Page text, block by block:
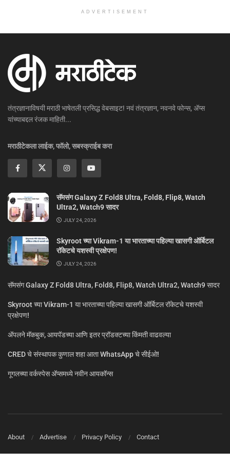
ADVERTISEMENT
तंत्रज्ञानाविषयी मराठी भाषेतली प्रसिद्ध वेबसाइट! नवं तंत्रज्ञान, नवनवे फोन्स, ॲप्स
यांच्याबद्दल रंजक माहिती...
मराठीटेकला लाईक, फॉलो, सबस्क्राईब करा
सॅमसंग Galaxy Z Fold8 Ultra, Fold8, Flip8, Watch
Ultra2, Watch9 सादर
JULY 24, 2026
Skyroot च्या Vikram-1 या भारताच्या पहिल्या खासगी ऑर्बिटल
रॉकेटचे यशस्वी प्रक्षेपण!
JULY 24, 2026
सॅमसंग Galaxy Z Fold8 Ultra, Fold8, Flip8, Watch Ultra2, Watch9 सादर
Skyroot च्या Vikram-1 या भारताच्या पहिल्या खासगी ऑर्बिटल रॉकेटचे यशस्वी
प्रक्षेपण!
ॲपलने मॅकबुक, आयपॅडच्या आणि इतर प्रॉडक्टच्या किंमती वाढवल्या
CRED चे संस्थापक कुणाल शहा आता WhatsApp चे सीईओ!
गूगलच्या वर्कस्पेस अ‍ॅप्समध्ये नवीन आयकॉन्स
About Advertise Privacy Policy Contact